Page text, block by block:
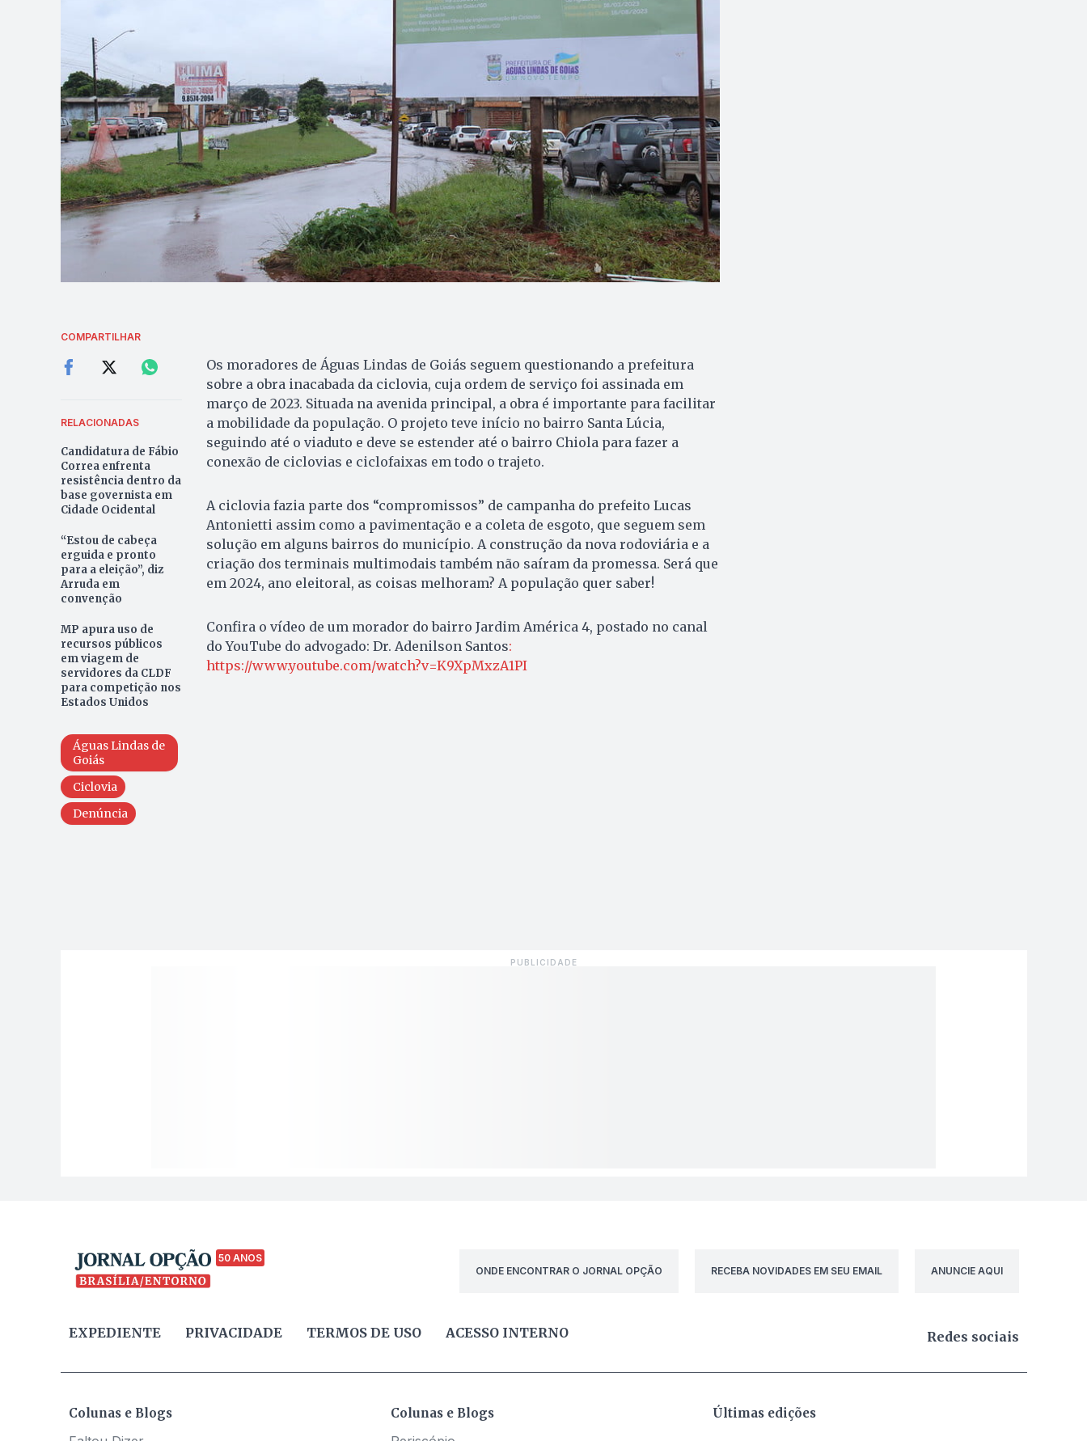
COMPARTILHAR
RELACIONADAS
Candidatura de Fábio
Correa enfrenta
resistência dentro da
base governista em
Cidade Ocidental
“Estou de cabeça
erguida e pronto
para a eleição”, diz
Arruda em
convenção
MP apura uso de
recursos públicos
em viagem de
servidores da CLDF
para competição nos
Estados Unidos
Águas Lindas de
Goiás
Ciclovia
Denúncia
Os moradores de Águas Lindas de Goiás seguem questionando a prefeitura
sobre a obra inacabada da ciclovia, cuja ordem de serviço foi assinada em
março de 2023. Situada na avenida principal, a obra é importante para facilitar
a mobilidade da população. O projeto teve início no bairro Santa Lúcia,
seguindo até o viaduto e deve se estender até o bairro Chiola para fazer a
conexão de ciclovias e ciclofaixas em todo o trajeto.
A ciclovia fazia parte dos “compromissos” de campanha do prefeito Lucas
Antonietti assim como a pavimentação e a coleta de esgoto, que seguem sem
solução em alguns bairros do município. A construção da nova rodoviária e a
criação dos terminais multimodais também não saíram da promessa. Será que
em 2024, ano eleitoral, as coisas melhoram? A população quer saber!
Confira o vídeo de um morador do bairro Jardim América 4, postado no canal
do YouTube do advogado: Dr. Adenilson Santos:
https://www.youtube.com/watch?v=K9XpMxzA1PI
50 ANOS
ONDE ENCONTRAR O JORNAL OPÇÃO
RECEBA NOVIDADES EM SEU EMAIL ANUNCIE AQUI
EXPEDIENTE PRIVACIDADE TERMOS DE USO ACESSO INTERNO Redes sociais
Colunas e Blogs Colunas e Blogs Últimas edições